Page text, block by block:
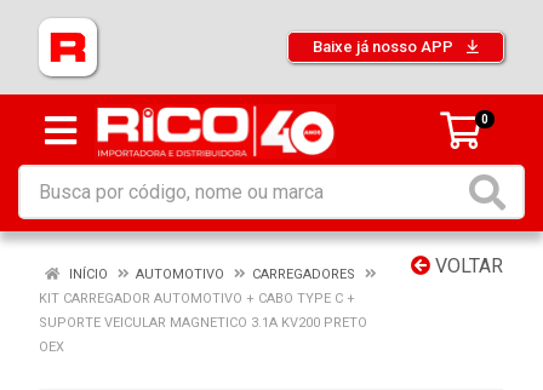
Baixe já nosso APP
0
VOLTAR
INÍCIO AUTOMOTIVO
CARREGADORES
KIT CARREGADOR AUTOMOTIVO + CABO TYPE C +
SUPORTE VEICULAR MAGNETICO 3.1A KV200 PRETO
OEX